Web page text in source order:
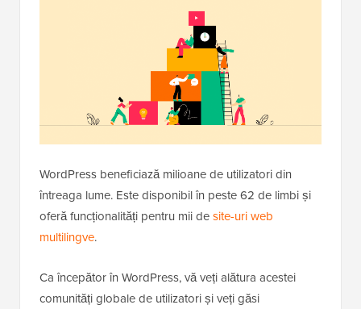
WordPress beneficiază milioane de utilizatori din
întreaga lume. Este disponibil în peste 62 de limbi și
oferă funcționalități pentru mii desite-uri web
multilingve.
Ca începător în WordPress, vă veți alătura acestei
comunități globale de utilizatori și veți găsi